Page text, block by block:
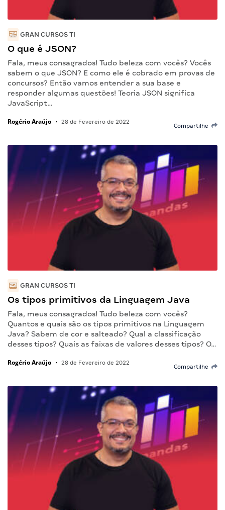
GRAN CURSOS TI
O que é JSON?
Fala, meus consagrados! Tudo beleza com vocês? Vocês
sabem o que JSON? E como ele é cobrado em provas de
concursos? Então vamos entender a sua base e
responder algumas questões! Teoria JSON significa
JavaScript…
Rogério Araújo • 28 de Fevereiro de 2022
Compartilhe
GRAN CURSOS TI
Os tipos primitivos da Linguagem Java
Fala, meus consagrados! Tudo beleza com vocês?
Quantos e quais são os tipos primitivos na Linguagem
Java? Sabem de cor e salteado? Qual a classificação
desses tipos? Quais as faixas de valores desses tipos? O…
Rogério Araújo • 28 de Fevereiro de 2022
Compartilhe